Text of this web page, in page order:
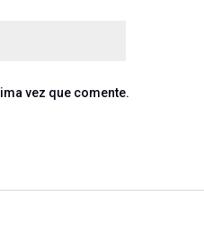
vez que comente.